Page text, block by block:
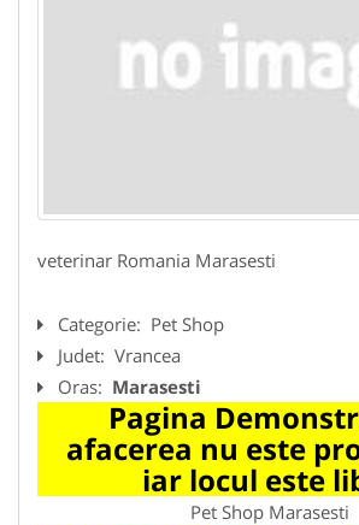
veterinar Romania Marasesti
Categorie: Pet Shop
Judet: Vrancea
Oras: Marasesti
Pagina
afacerea nu este
iar locul este
Pet Shop Marasesti